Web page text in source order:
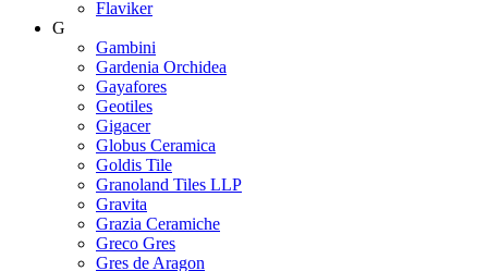
Flaviker
G
Gambini
Gardenia Orchidea
Gayafores
Geotiles
Gigacer
Globus Ceramica
Goldis Tile
Granoland Tiles LLP
Gravita
Grazia Ceramiche
Greco Gres
Gres de Aragon